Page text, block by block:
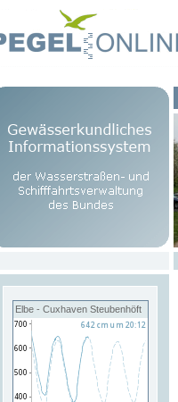
Elbe - Cuxhaven Steubenhöft